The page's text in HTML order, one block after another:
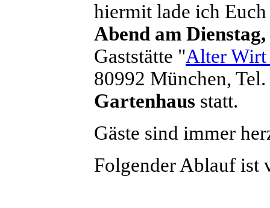
hiermit lade ich
Abend am
Gaststätte "Alter Wirt
80992 München,
Gartenhaus statt.
Gäste sind immer
Folgender Ablauf ist